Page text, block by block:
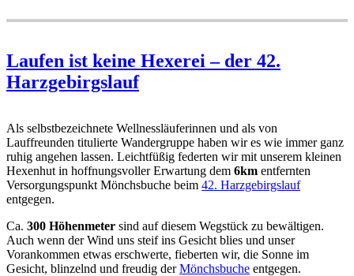
Laufen ist keine Hexerei – der 42.
Harzgebirgslauf
Als selbstbezeichnete Wellnessläuferinnen und als von
Lauffreunden titulierte Wandergruppe haben wir es wie immer ganz
ruhig angehen lassen. Leichtfüßig federten wir mit unserem kleinen
Hexenhut in hoffnungsvoller Erwartung dem 6km entfernten
Versorgungspunkt Mönchsbuche beim 42. Harzgebirgslauf
entgegen.
Ca. 300 Höhenmeter sind auf diesem Wegstück zu bewältigen.
Auch wenn der Wind uns steif ins Gesicht blies und unser
Vorankommen etwas erschwerte, fieberten wir, die Sonne im
Gesicht, blinzelnd und freudig derMönchsbuche entgegen.